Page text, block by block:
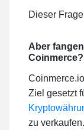
Dieser
Aber
Coinmerce?
Ziel gesetzt
zu